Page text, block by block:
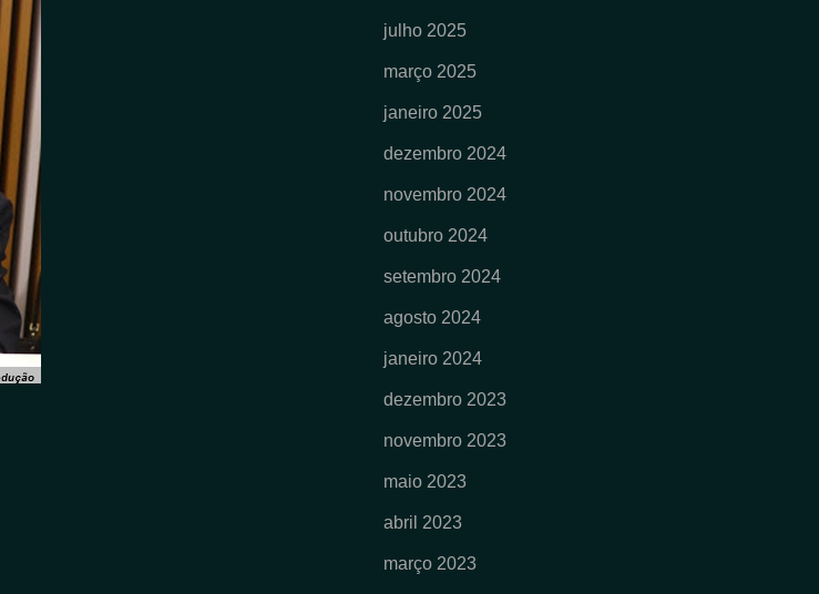
julho 2025
março 2025
janeiro 2025
dezembro 2024
novembro 2024
outubro 2024
setembro 2024
agosto 2024
janeiro 2024
dezembro 2023
novembro 2023
maio 2023
abril 2023
março 2023